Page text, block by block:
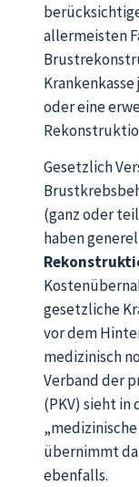
allermeisten
oder eine
Gesetzlich
(ganz oder
haben
gesetzliche
vor dem
medizinisch
Verband der
(PKV) sieht
übernimmt
ebenfalls.